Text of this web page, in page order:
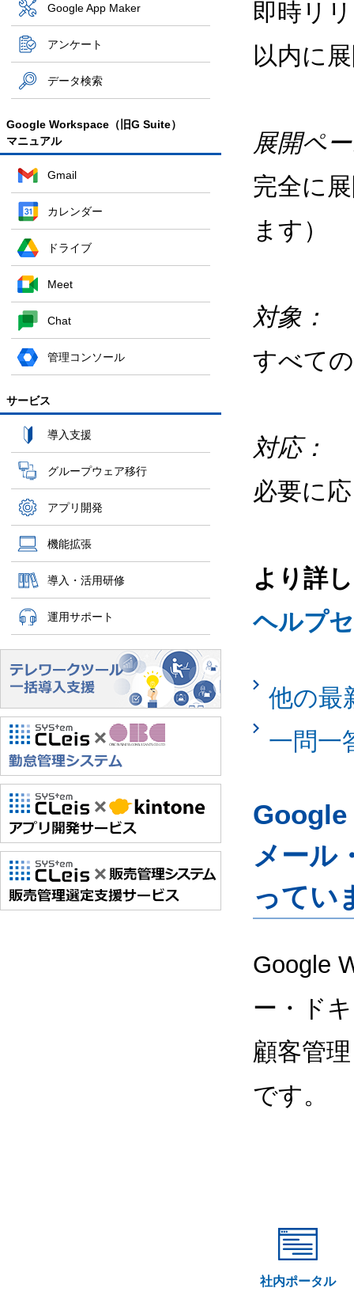
Google App Maker
アンケート
データ検索
Google Workspace（旧G Suite）
マニュアル
Gmail
カレンダー
ドライブ
Meet
Chat
管理コンソール
サービス
導入支援
グループウェア移行
アプリ開発
機能拡張
導入・活用研修
運用サポート
即時リ
以内に
展開ペ
完全に
ます）
対象：
すべて
対応：
必要に
より詳
ヘルプ
他の最
一問一
Google
メール
ってい
Google
ー・ド
顧客管
です。
社内ポータル